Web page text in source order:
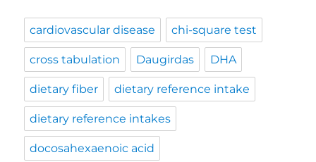
cardiovascular disease chi-square test
cross tabulation Daugirdas DHA
dietary fiber dietary reference intake
dietary reference intakes
docosahexaenoic acid